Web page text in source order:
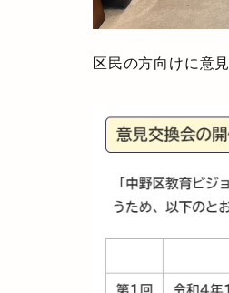
区民の方向けに意